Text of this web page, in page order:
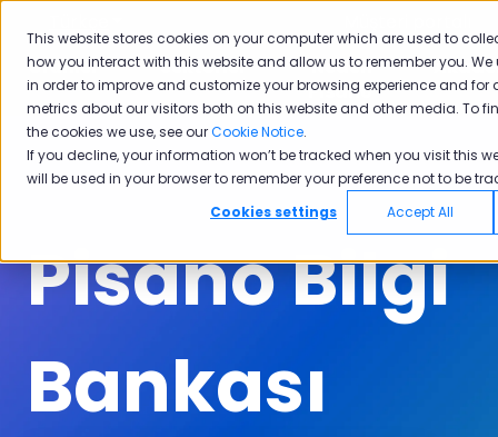
This website stores cookies on your computer which are used to
how you interact with this website and allow us to remember you.
in order to improve and customize your browsing experience and
metrics about our visitors both on this website and other media. To
the cookies we use, see ourCookie Notice.
If you decline, your information won’t be tracked when you visit this
will be used in your browser to remember your preference not to be
Cookies settings
Accept All
Ürünler
Ürünler için alt menüyü göster
Sektörler
Sektörler için alt menüyü göster
Neden
Pisano
Neden Pisano
Pisano Bilgi
Bankası